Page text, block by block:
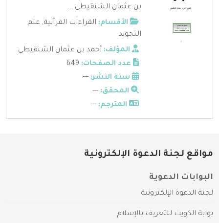
بن عثمان الشنقيطي ...
الأقسام: القراءات القرآنية, علم
التجويد
المؤلف: أحمد بن عثمان الشنقيطي
عدد الصفحات:
سنة النشر: ---
المحقق: ---
المترجم: ---
مواقع لجنة الدعوة الإلكترونية
البوابات الدعوية
لجنة الدعوة الإلكترونية
بوابة الكويت للتعريف بالإسلام